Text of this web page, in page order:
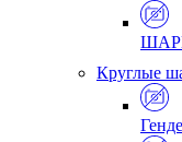
Круглые